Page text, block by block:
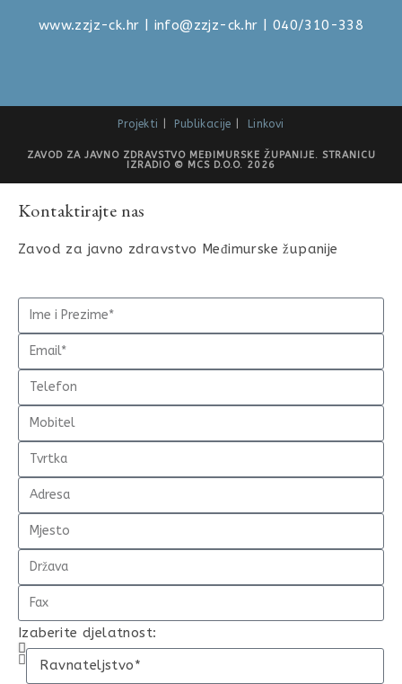
www.zzjz-ck.hr info@zzjz-ck.hr | 040/310-338
Projekti Publikacije Linkovi
ZAVOD ZA JAVNO ZDRAVSTVO MEĐIMURSKE ŽUPANIJE. STRANICU
IZRADIO © MCS D.O.O. 2026
Kontaktirajte nas
Zavod za javno zdravstvo Međimurske županije
Izaberite djelatnost: